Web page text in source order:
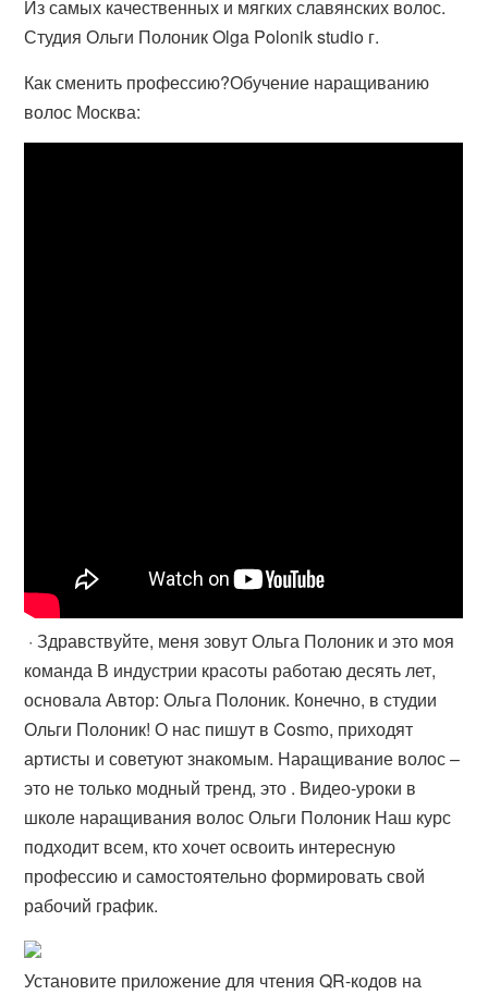
Из самых качественных и мягких славянских волос.
Студия Ольги Полоник Olga Polonik studio г.
Как сменить профессию?Обучение наращиванию
волос Москва:
· Здравствуйте, меня зовут Ольга Полоник и это моя
команда В индустрии красоты работаю десять лет,
основала Автор: Ольга Полоник. Конечно, в студии
Ольги Полоник! О нас пишут в Cosmo, приходят
артисты и советуют знакомым. Наращивание волос –
это не только модный тренд, это . Видео-уроки в
школе наращивания волос Ольги Полоник Наш курс
подходит всем, кто хочет освоить интересную
профессию и самостоятельно формировать свой
рабочий график.
Установите приложение для чтения QR-кодов на